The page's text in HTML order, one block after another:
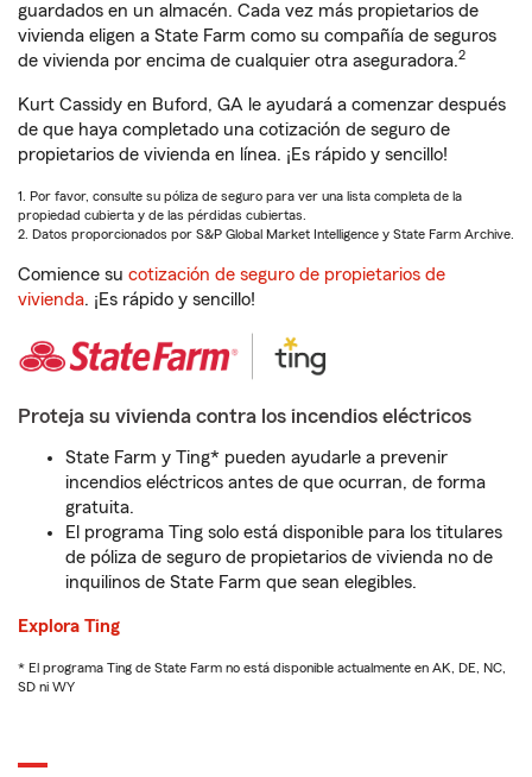
guardados en un almacén. Cada vez más propietarios de
vivienda eligen a State Farm como su compañía de seguros
de vivienda por encima de cualquier otra aseguradora.2
Kurt Cassidy en Buford, GA le ayudará a comenzar después
de que haya completado una cotización de seguro de
propietarios de vivienda en línea. ¡Es rápido y sencillo!
1. Por favor, consulte su póliza de seguro para ver una lista completa de la
propiedad cubierta y de las pérdidas cubiertas.
2. Datos proporcionados por S&P Global Market Intelligence y State Farm Archive.
Comience su cotización de seguro de propietarios de
vivienda. ¡Es rápido y sencillo!
Proteja su vivienda contra los incendios eléctricos
State Farm y Ting* pueden ayudarle a prevenir
incendios eléctricos antes de que ocurran, de forma
gratuita.
El programa Ting solo está disponible para los titulares
de póliza de seguro de propietarios de vivienda no de
inquilinos de State Farm que sean elegibles.
Explora Ting
* El programa Ting de State Farm no está disponible actualmente en AK, DE, NC,
SD ni WY